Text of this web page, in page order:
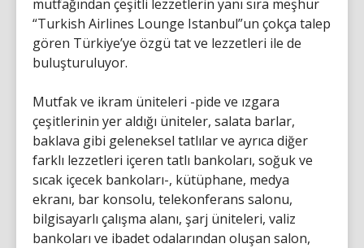
mutfağından çeşitli lezzetlerin yanı sıra meşhur
“Turkish Airlines Lounge Istanbul”un çokça talep
gören Türkiye’ye özgü tat ve lezzetleri ile de
buluşturuluyor.
Mutfak ve ikram üniteleri -pide ve ızgara
çeşitlerinin yer aldığı üniteler, salata barlar,
baklava gibi geleneksel tatlılar ve ayrıca diğer
farklı lezzetleri içeren tatlı bankoları, soğuk ve
sıcak içecek bankoları-, kütüphane, medya
ekranı, bar konsolu, telekonferans salonu,
bilgisayarlı çalışma alanı, şarj üniteleri, valiz
bankoları ve ibadet odalarından oluşan salon,